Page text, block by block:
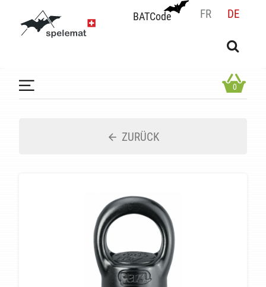
BATCode FR DE
BATCode
OK
0
ZURÜCK